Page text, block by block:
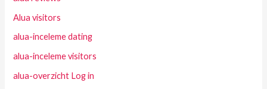
Alua visitors
alua-inceleme dating
alua-inceleme visitors
alua-overzicht Log in